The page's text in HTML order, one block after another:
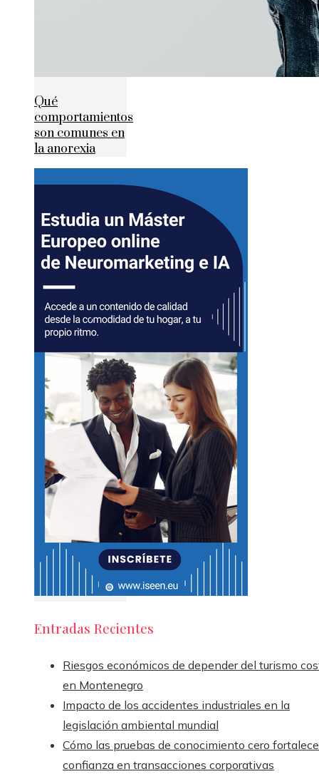
Qué
comportamientos
son comunes en
la anorexia
Entradas Recientes
Riesgos económicos de depender del turismo
en Montenegro
Impacto de los accidentes industriales en la
legislación ambiental mundial
Cómo las pruebas de conocimiento cero
confianza en transacciones corporativas